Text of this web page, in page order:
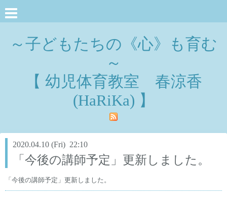
～子どもたちの《心》も育む
～
【 幼児体育教室 春涼香
(HaRiKa) 】
2020.04.10 (Fri) 22:10
「今後の講師予定」更新しました。
「今後の講師予定」更新しました。